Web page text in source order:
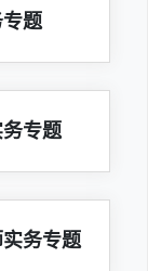
题
专题
务专题